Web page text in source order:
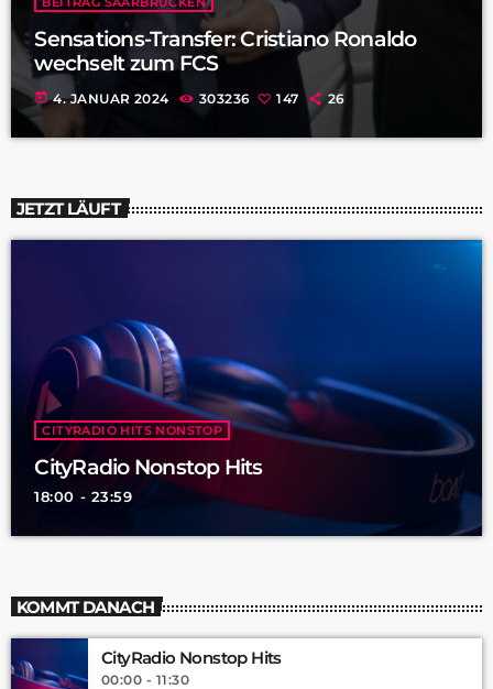
Sensations-Transfer: Cristiano Ronaldo
wechselt zum FCS
today 4. JANUAR 2024 303236 147 26
JETZT LÄUFT
CITYRADIO HITS NONSTOP
CityRadio Nonstop Hits
18:00 - 23:59
KOMMT DANACH
CityRadio Nonstop Hits
00:00 - 11:30